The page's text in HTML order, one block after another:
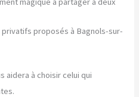
proposés à Bagnols-sur-
aidera à choisir celui qui